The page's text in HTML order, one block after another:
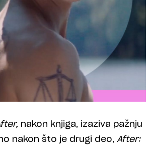
nakon knjiga, izaziva pažnju
nakon što je drugi deo, After: